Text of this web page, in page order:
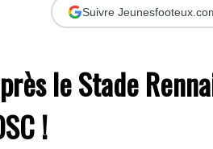
Suivre
le Stade
!